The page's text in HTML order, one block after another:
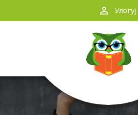
person_outline